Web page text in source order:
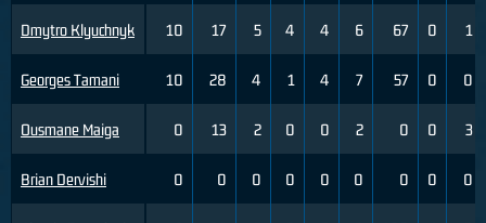
Dmytro Klyuchnyk
Georges Tamani
Ousmane Maiga
Brian Dervishi
10 17 5 4 4 6 67 0 1
10 28 4 1 4 7 57 0 0
0 13 2 0 0 2 0 0 3
0 0 0 0 0 0 0 0 0